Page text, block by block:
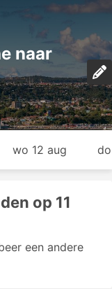
naar
wo 12 aug
op 11
een andere